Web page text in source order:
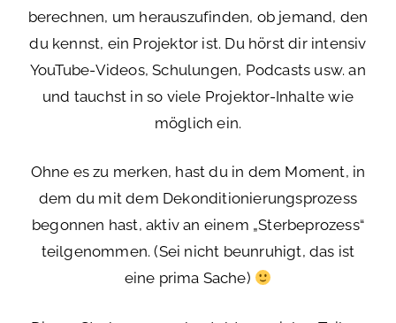
berechnen, um herauszufinden, ob jemand, den
du kennst, ein Projektor ist. Du hörst dir intensiv
YouTube-Videos, Schulungen, Podcasts usw. an
und tauchst in so viele Projektor-Inhalte wie
möglich ein.
Ohne es zu merken, hast du in dem Moment, in
dem du mit dem Dekonditionierungsprozess
begonnen hast, aktiv an einem „Sterbeprozess“
teilgenommen. (Sei nicht beunruhigt, das ist
eine prima Sache)